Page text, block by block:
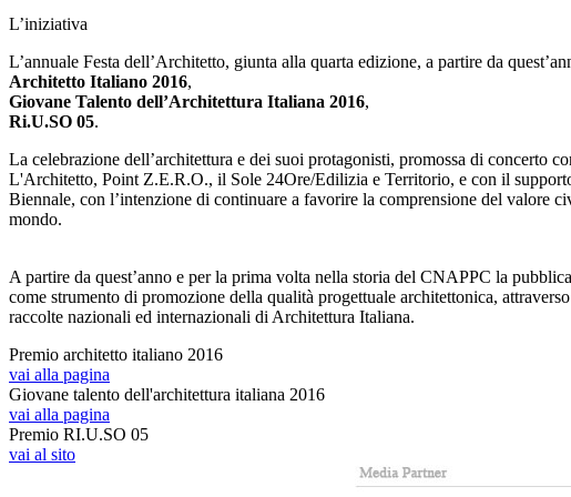
L’iniziativa
L’annuale Festa dell’Architetto, giunta alla quarta edizione, a partire da
Architetto Italiano 2016,
Giovane Talento dell’Architettura Italiana 2016,
Ri.U.SO 05.
La celebrazione dell’architettura e dei suoi protagonisti, promossa di
L'Architetto, Point Z.E.R.O., il Sole 24Ore/Edilizia e Territorio, e con il
Biennale, con l’intenzione di continuare a favorire la comprensione del valore
mondo.
A partire da quest’anno e per la prima volta nella storia del CNAPPC la
come strumento di promozione della qualità progettuale architettonica,
raccolte nazionali ed internazionali di Architettura Italiana.
Premio architetto italiano 2016
vai alla pagina
Giovane talento dell'architettura italiana 2016
vai alla pagina
Premio RI.U.SO 05
vai al sito